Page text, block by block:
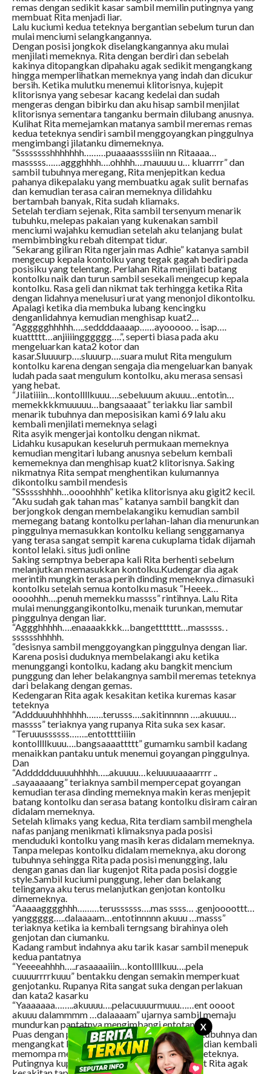
X
remas dengan sedikit kasar sambil memilin putingnya yang
membuat Rita menjadi liar.
Lalu kuciumi kedua teteknya bergantian sebelum turun dan
mulai menciumi selangkangannya.
Dengan posisi jongkok diselangkangannya aku mulai
menjilati memeknya. Rita dengan berdiri dan sebelah
kakinya ditopangkan dipahaku agak sedikit mengangkang
hingga memperlihatkan memeknya yang indah dan dicukur
bersih. Ketika mulutku menemui klitorisnya, kujepit
klitorisnya yang sebesar kacang kedelai dan sudah
mengeras dengan bibirku dan aku hisap sambil menjilat
klitorisnya sementara tanganku bermain dilubang anusnya.
Kulihat Rita memejamkan matanya sambil meremas remas
kedua teteknya sendiri sambil menggoyangkan pinggulnya
mengimbangi jilatanku dimemeknya.
“Sssssssshhhhhhh………puaaaassssiiin nn Ritaaaa…
masssss……aggghhhh….ohhhh….mauuuu u… kluarrrr” dan
sambil tubuhnya meregang, Rita menjepitkan kedua
pahanya dikepalaku yang membuatku agak sulit bernafas
dan kemudian terasa cairan memeknya dilidahku
bertambah banyak, Rita sudah kliamaks.
Setelah terdiam sejenak, Rita sambil tersenyum menarik
tubuhku, melepas pakaian yang kukenakan sambil
menciumi wajahku kemudian setelah aku telanjang bulat
membimbingku rebah ditempat tidur.
“Sekarang giliran Rita ngerjain mas Adhie” katanya sambil
mengecup kepala kontolku yang tegak gagah bediri pada
posisiku yang telentang. Perlahan Rita menjilati batang
kontolku naik dan turun sambil sesekali mengecup kepala
kontolku. Rasa geli dan nikmat tak terhingga ketika Rita
dengan lidahnya menelusuri urat yang menonjol dikontolku.
Apalagi ketika dia membuka lubang kencingku
denganlidahnya kemudian menghisap kuat2…
“Aggggghhhhh…..seddddaaaap……ayooooo. .. isap….
kuattttt…anjiiiingggggg….”, seperti biasa pada aku
mengeluarkan kata2 kotor dan
kasar.Sluuuurp….sluuurp….suara mulut Rita mengulum
kontolku karena dengan sengaja dia mengeluarkan banyak
ludah pada saat mengulum kontolku, aku merasa sensasi
yang hebat.
“Jilatiiiin…kontollllkuuu….sebeluuum akuuu…entotin…
memekkkkmuuuuu…bangsaaaat” teriakku liar sambil
menarik tubuhnya dan meposisikan kami 69 lalu aku
kembali menjilati memeknya selagi
Rita asyik mengerjai kontolku dengan nikmat.
Lidahku kusapukan keseluruh permukaan memeknya
kemudian mengitari lubang anusnya sebelum kembali
kememeknya dan menghisap kuat2 klitorisnya. Saking
nikmatnya Rita sempat menghentikan kulumannya
dikontolku sambil mendesis
“SSsssshhhh…oooohhhh” ketika klitorisnya aku gigit2 kecil.
“Aku sudah gak tahan mas” katanya sambil bangkit dan
berjongkok dengan membelakangiku kemudian sambil
memegang batang kontolku perlahan-lahan dia menurunkan
pinggulnya memasukkan kontolku keliang senggamanya
yang terasa sangat sempit karena cukuplama tidak dijamah
kontol lelaki. situs judi online
Saking semptnya beberapa kali Rita berhenti sebelum
melanjutkan memasukkan kontolku.Kudengar dia agak
merintih mungkin terasa perih dinding memeknya dimasuki
kontolku setelah semua kontolku masuk “Heeek…
oooohhh….penuh memekku massss” rintihnya. Lalu Rita
mulai menunggangikontolku, menaik turunkan, memutar
pinggulnya dengan liar.
“Aggghhhhh….enaaaakkkk…bangettttttt…masssss. .
sssssshhhhh.
“desisnya sambil menggoyangkan pinggulnya dengan liar.
Karena posisi duduknya membelakangi aku ketika
menunggangi kontolku, kadang aku bangkit mencium
punggung dan leher belakangnya sambil meremas teteknya
dari belakang dengan gemas.
Kedengaran Rita agak kesakitan ketika kuremas kasar
teteknya
“Addduuuhhhhhhh…….terusss….sakitinnnnn ….akuuuu…
massss” teriaknya yang rupanya Rita suka sex kasar.
“Teruuussssss……..entottttiiiin
kontollllkuuu….bangsaaaattttt” gumamku sambil kadang
menaikkan pantaku untuk menemui goyangan pinggulnya.
Dan
“Adddddduuuuhhhhh…..akuuuu…keluuuuaaaarrrr ..
..sayaaaaang” teriaknya sambil mempercepat goyangan
kemudian terasa dinding memeknya makin keras menjepit
batang kontolku dan serasa batang kontolku disiram cairan
didalam memeknya.
Setelah klimaks yang kedua, Rita terdiam sambil menghela
nafas panjang menikmati klimaksnya pada posisi
menduduki kontolku yang masih keras didalam memeknya.
Tanpa melepas kontolku didalam memeknya, aku dorong
tubuhnya sehingga Rita pada posisi menungging, lalu
dengan ganas dan liar kugenjot Rita pada posisi doggie
style.Sambil kuciumi punggung, leher dan belakang
telinganya aku terus melanjutkan genjotan kontolku
dimemeknya.
“Aaaaagggghhh………terussssss….mas ssss… .genjoooottt…
yanggggg…..dalaaaam…entotinnnnn akuuu …masss”
teriaknya ketika ia kembali terngsang birahinya oleh
genjotan dan ciumanku.
Kadang rambut indahnya aku tarik kasar sambil menepuk
kedua pantatnya
“Yeeeeahhhh…..rasaaaaiiin…kontollllkuu….pela
cuuuurrrrkuuu” bentakku dengan semakin memperkuat
genjotanku. Rupanya Rita sangat suka dengan perlakuan
dan kata2 kasarku
“Yaaaaaaa……..akuuuu….pelacuuuurmuuu……ent oooot
akuuu dalammmm …dalaaaam” ujarnya sambil memaju
mundurkan pantatnya mengimbangi entotanku.
Puas dengan posisi doggie style, aku balikkan tubuhnya dan
mengangkat kedua kakinya kepundakku kemudian kembali
memompa memeknya sambil meremas kasar teteknya.
Putingnya kupilin-pilin dan tarik yang membuat Rita agak